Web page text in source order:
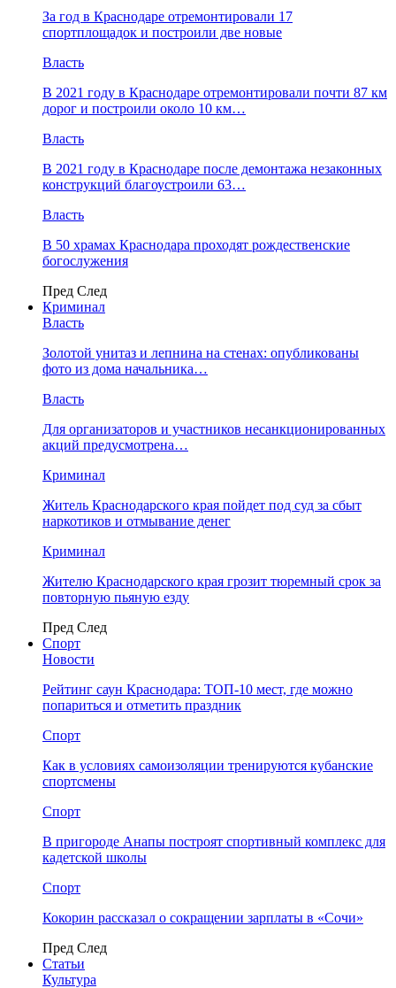
За год в Краснодаре отремонтировали 17
спортплощадок и построили две новые
Власть
В 2021 году в Краснодаре отремонтировали почти 87 км
дорог и построили около 10 км…
Власть
В 2021 году в Краснодаре после демонтажа незаконных
конструкций благоустроили 63…
Власть
В 50 храмах Краснодара проходят рождественские
богослужения
Пред След
Криминал
Власть
​Золотой унитаз и лепнина на стенах: опубликованы
фото из дома начальника…
Власть
Для организаторов и участников несанкционированных
акций предусмотрена…
Криминал
Житель Краснодарского края пойдет под суд за сбыт
наркотиков и отмывание денег
Криминал
Жителю Краснодарского края грозит тюремный срок за
повторную пьяную езду
Пред След
Спорт
Новости
Рейтинг саун Краснодара: ТОП-10 мест, где можно
попариться и отметить праздник
Спорт
Как в условиях самоизоляции тренируются кубанские
спортсмены
Спорт
В пригороде Анапы построят спортивный комплекс для
кадетской школы
Спорт
Кокорин рассказал о сокращении зарплаты в «Сочи»
Пред След
Статьи
Культура